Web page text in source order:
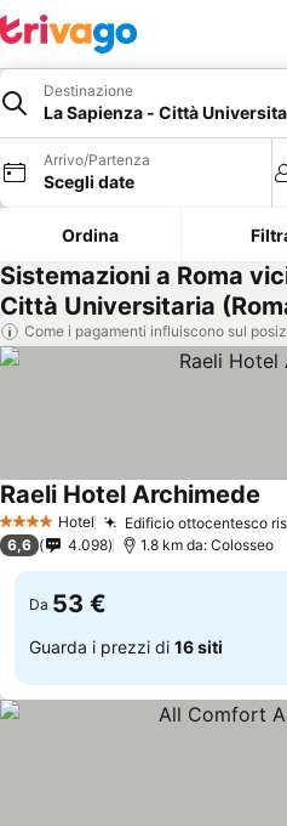
Destinazione
La Sapienza - Città
Arrivo/Partenza
Scegli date
Ordina
Sistemazioni a Roma
Città Universitaria
Come i pagamenti influiscono sul
4 Stelle Hotel Edificio ottocentesco
Raeli Hotel Archimede
6,6 4.098 1.8 km da: Colosseo
Da 53 €
Guarda i prezzi di 16 siti